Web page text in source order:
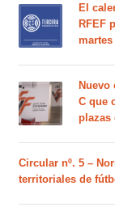
El
RFEF
martes
Nuevo
C que
plazas
Circular nº. 5 –
territoriales de